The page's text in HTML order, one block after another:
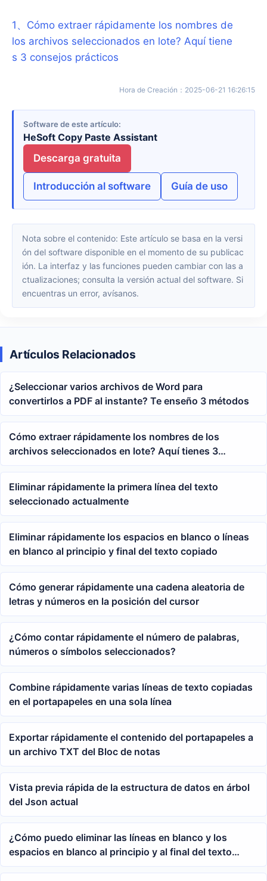
1 、 Cómo extraer rápidamente los nombres de
los archivos seleccionados en lote? Aquí tiene
s 3 consejos prácticos
Hora de Creación ： 2025-06-21 16:26:15
Software de este artículo
HeSoft Copy Paste Assistant
Descarga gratuita
Introducción al software Guía de uso
Nota sobre el contenido: Este artículo se basa en la versi
ón del software disponible en el momento de su publicac
ión. La interfaz y las funciones pueden cambiar con las a
ctualizaciones; consulta la versión actual del software. Si
encuentras un error, avísanos.
Artículos Relacionados
¿Seleccionar varios archivos de Word para
convertirlos a PDF al instante? Te enseño 3 métodos
Cómo extraer rápidamente los nombres de los
archivos seleccionados en lote? Aquí tienes 3
consejos prácticos
Eliminar rápidamente la primera línea del texto
seleccionado actualmente
Eliminar rápidamente los espacios en blanco o líneas
en blanco al principio y final del texto copiado
Cómo generar rápidamente una cadena aleatoria de
letras y números en la posición del cursor
¿Cómo contar rápidamente el número de palabras,
números o símbolos seleccionados?
Combine rápidamente varias líneas de texto copiadas
en el portapapeles en una sola línea
Exportar rápidamente el contenido del portapapeles a
un archivo TXT del Bloc de notas
Vista previa rápida de la estructura de datos en árbol
del Json actual
¿Cómo puedo eliminar las líneas en blanco y los
espacios en blanco al principio y al final del texto
copiado y pegado?